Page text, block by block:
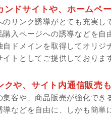
ンドサイトや、ホームペ
のリンク誘導がとても充実
購入ページへの誘導などを
自ドメインを取得してオリ
イトとしてご提供しておりま
クや、サイト内通信販売
集客や、商品販売が強化で
導などを自由に、しかも簡